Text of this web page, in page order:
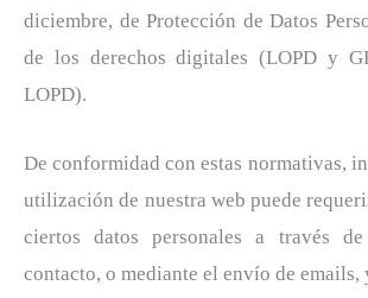
diciembre, de Protección de Datos
de los derechos digitales (LOPD y
LOPD).
De conformidad con estas normativas,
utilización de nuestra web puede
ciertos datos personales a través
contacto, o mediante el envío de emails,